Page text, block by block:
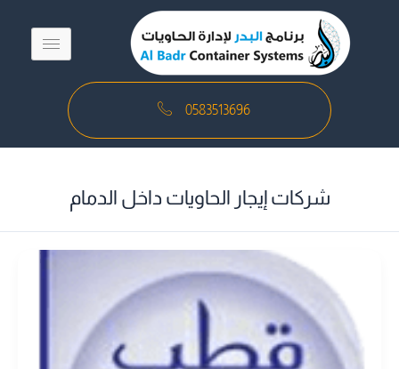
0583513696
شركات إيجار الحاويات داخل الدمام